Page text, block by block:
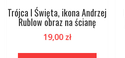
Trójca I Święta, ikona Andrzej
Rublow obraz na ścianę
19,00 zł